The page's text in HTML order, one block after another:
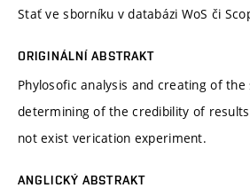
Stať ve sborníku v databázi WoS či
ORIGINÁLNÍ ABSTRAKT
Phylosofic analysis and creating of
determining of the credibility of
not exist verication experiment.
ANGLICKÝ ABSTRAKT